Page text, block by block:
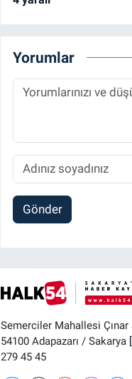
Yorumlar
Gönder
Semerciler Mahallesi
54100 Adapazarı / Sakarya
279 45 45